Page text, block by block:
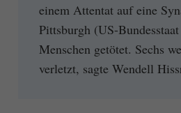
einem Attentat auf eine
Pittsburgh (US-
Menschen getötet. Sechs
verletzt, sagte Wendell